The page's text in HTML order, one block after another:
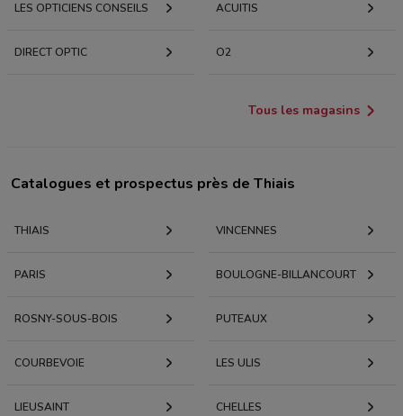
LES OPTICIENS CONSEILS ACUITIS
DIRECT OPTIC O2
Tous les magasins
Catalogues et prospectus près de Thiais
THIAIS VINCENNES
PARIS BOULOGNE-BILLANCOURT
ROSNY-SOUS-BOIS PUTEAUX
COURBEVOIE LES ULIS
LIEUSAINT CHELLES